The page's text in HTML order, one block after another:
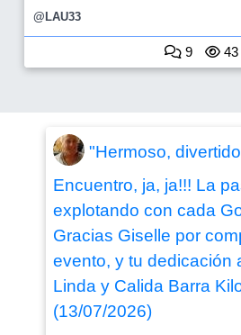
@LAU33
9 43
"Hermoso,
Encuentro, ja, ja!!! La
explotando con cada
Gracias Giselle por
evento, y tu dedicación
Linda y Calida Barra
(13/07/2026)